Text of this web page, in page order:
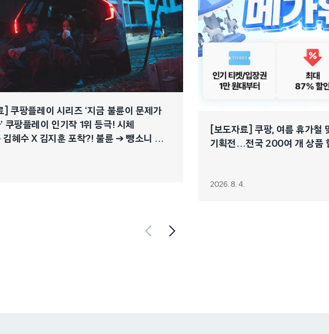
] 쿠팡플레이 시리즈 ‘지금 불륜이 문제가
쿠팡플레이 인기작 1위 등극! 시체
김혜수 X 김지훈 포착?! 불륜 ➔ 뺑소니 ➔
[보도자료] 쿠팡, 여름 휴가철
기획전…전국 200여 개 상품
2026. 8. 4.